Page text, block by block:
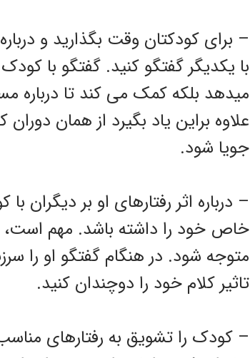
– برای کودکتان وقت بگذارید و
با یکدیگر گفتگو کنید. گفتگو با
میدهد بلکه کمک می کند تا درباره
علاوه براین یاد بگیرد از همان
جویا شود.
– درباره اثر رفتارهای او بر دیگران
خاص خود را داشته باشد. مهم است،
متوجه شود. در هنگام گفتگو او را
تاثیر کلام خود را دوچندان کنید.
– کودک را تشویق به رفتارهای